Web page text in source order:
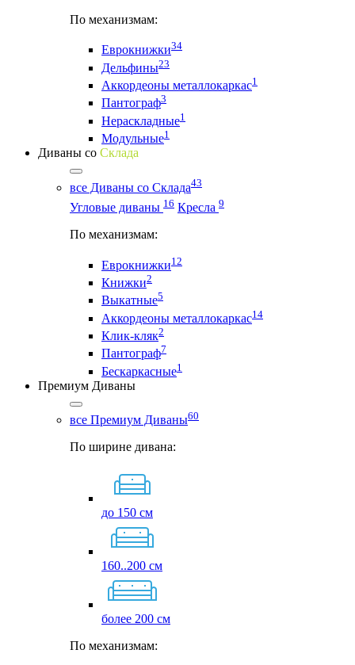
По механизмам:
Еврокнижки34
Дельфины23
Аккордеоны металлокаркас1
Пантограф3
Нераскладные1
Модульные1
Диваны со Склада
все Диваны со Склада43
Угловые диваны 16 Кресла 9
По механизмам:
Еврокнижки12
Книжки2
Выкатные5
Аккордеоны металлокаркас14
Клик-кляк2
Пантограф7
Бескаркасные1
Премиум Диваны
все Премиум Диваны60
По ширине дивана:
до 150 см
160..200 см
более 200 см
По механизмам: